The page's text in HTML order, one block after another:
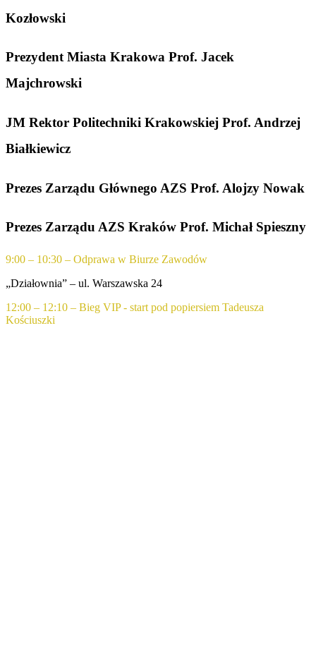
Kozłowski
Prezydent Miasta Krakowa Prof. Jacek
Majchrowski
JM Rektor Politechniki Krakowskiej Prof. Andrzej
Białkiewicz
Prezes Zarządu Głównego AZS Prof. Alojzy Nowak
Prezes Zarządu AZS Kraków Prof. Michał Spieszny
9:00 – 10:30 – Odprawa w Biurze Zawodów
„Działownia” – ul. Warszawska 24
12:00 – 12:10 – Bieg VIP - start pod popiersiem Tadeusza
Kościuszki